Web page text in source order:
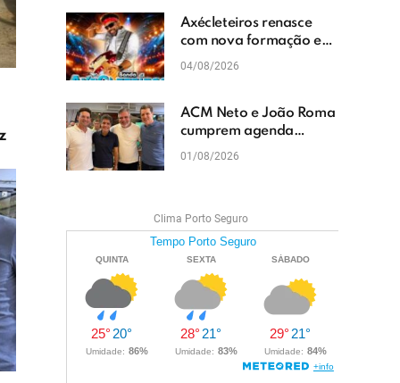
Axécleteiros renasce
com nova formação e
promete agitar os
04/08/2026
ACM Neto e João Roma
cumprem agenda
política em Teixeira de
01/08/2026
Clima Porto Seguro